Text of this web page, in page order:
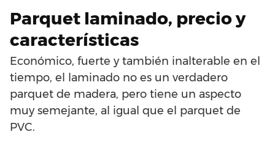
Parquet laminado, precio y
características
Económico, fuerte y también inalterable en el
tiempo, el laminado no es un verdadero
parquet de madera, pero tiene un aspecto
muy semejante, al igual que el parquet de
PVC.